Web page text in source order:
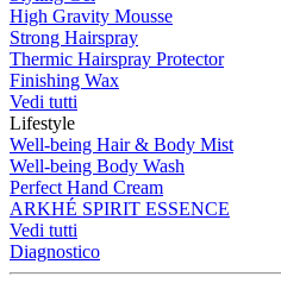
High Gravity Mousse
Strong Hairspray
Thermic Hairspray Protector
Finishing Wax
Vedi tutti
Lifestyle
Well-being Hair & Body Mist
Well-being Body Wash
Perfect Hand Cream
ARKHÉ SPIRIT ESSENCE
Vedi tutti
Diagnostico